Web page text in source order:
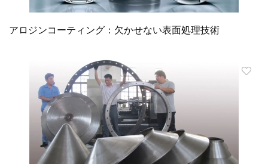
アロジンコーティング：欠かせない表面処理技術